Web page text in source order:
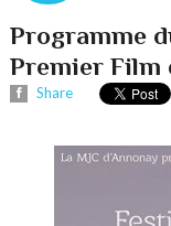
Programme
Premier Film
Share